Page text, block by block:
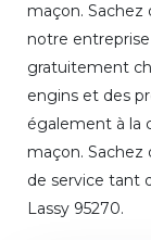
maçon. Sachez
notre
gratuitement
engins et des
également à la
maçon.
de service tant
Lassy 95270.